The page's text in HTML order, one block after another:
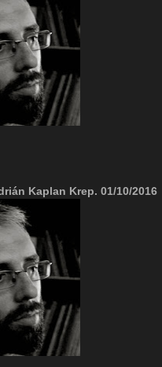
Kaplan Krep. 01/10/2016